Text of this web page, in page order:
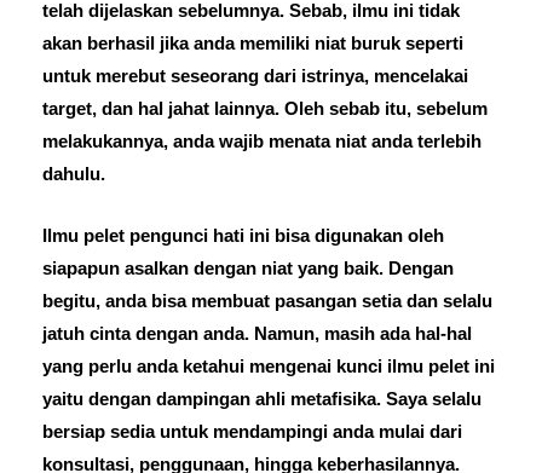
telah dijelaskan sebelumnya. Sebab, ilmu ini tidak
akan berhasil jika anda memiliki niat buruk seperti
untuk merebut seseorang dari istrinya, mencelakai
target, dan hal jahat lainnya. Oleh sebab itu, sebelum
melakukannya, anda wajib menata niat anda terlebih
dahulu.
Ilmu pelet pengunci hati ini bisa digunakan oleh
siapapun asalkan dengan niat yang baik. Dengan
begitu, anda bisa membuat pasangan setia dan selalu
jatuh cinta dengan anda. Namun, masih ada hal-hal
yang perlu anda ketahui mengenai kunci ilmu pelet ini
yaitu dengan dampingan ahli metafisika. Saya selalu
bersiap sedia untuk mendampingi anda mulai dari
konsultasi, penggunaan, hingga keberhasilannya.